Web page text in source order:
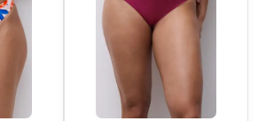
Velikost: